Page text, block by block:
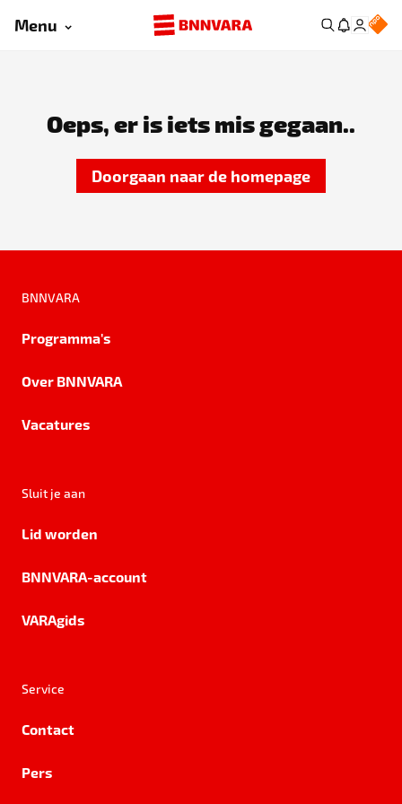
Menu
Oeps, er is iets mis gegaan..
Doorgaan naar de homepage
BNNVARA
Programma's
Over BNNVARA
Vacatures
Sluit je aan
Lid worden
BNNVARA-account
VARAgids
Service
Contact
Pers